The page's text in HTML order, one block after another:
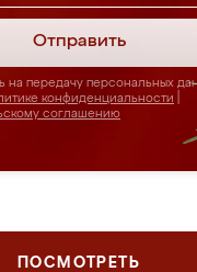
Отправить
на передачу персональных
конфиденциальности
соглашению
ПОСМОТРЕТЬ